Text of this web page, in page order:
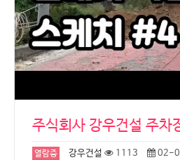
주식회사 강우건설 주차
열람중 강우건설 1113 02-